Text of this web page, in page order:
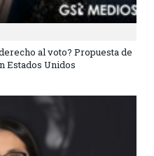
al voto? Propuesta de
Estados Unidos